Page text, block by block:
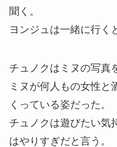
聞く。
ヨンジュは一緒に行く
チュノクはミヌの写真
ミヌが何人もの女性と
くっている姿だった。
チュノクは遊びたい気
はやりすぎだと言う。